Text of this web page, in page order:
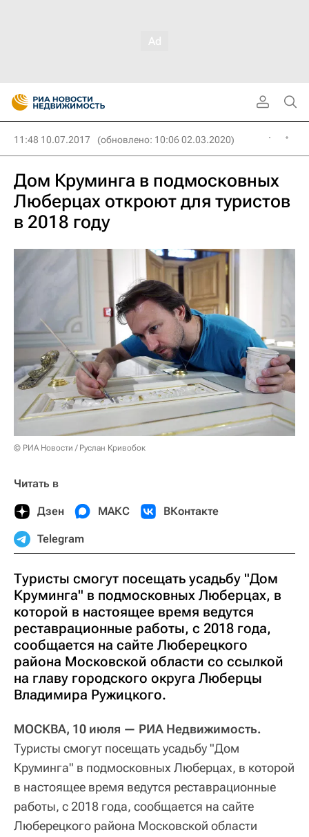
11:48 10.07.2017 (обновлено: 10:06 02.03.2020)
Дом Круминга в подмосковных
Люберцах откроют для туристов
в 2018 году
© РИА Новости / Руслан Кривобок
Читать в
Дзен МАКС ВКонтакте
Telegram
Туристы смогут посещать усадьбу "Дом
Круминга" в подмосковных Люберцах, в
которой в настоящее время ведутся
реставрационные работы, с 2018 года,
сообщается на сайте Люберецкого
района Московской области со ссылкой
на главу городского округа Люберцы
Владимира Ружицкого.
МОСКВА, 10 июля — РИА Недвижимость.
Туристы смогут посещать усадьбу "Дом
Круминга" в подмосковных Люберцах, в которой
в настоящее время ведутся реставрационные
работы, с 2018 года, сообщается на сайте
Люберецкого района Московской области